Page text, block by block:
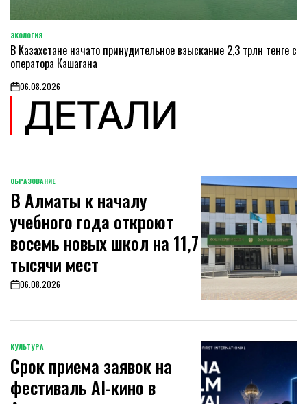
POSTED
IN
ЭКОЛОГИЯ
В Казахстане начато принудительное взыскание 2,3 трлн тенге с
оператора Кашагана
on06.08.2026
ДЕТАЛИ
POSTED
IN
ОБРАЗОВАНИЕ
В Алматы к началу
учебного года откроют
восемь новых школ на 11,7
тысячи мест
on06.08.2026
POSTED
IN
КУЛЬТУРА
Срок приема заявок на
фестиваль AI-кино в